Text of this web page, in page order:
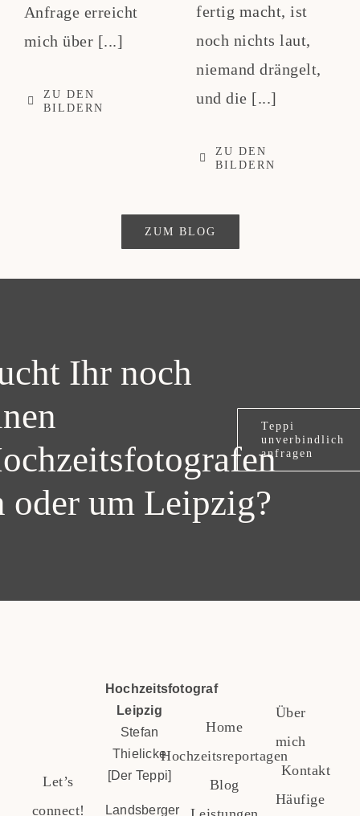
Anfrage erreicht
mich über [...]
ZU DEN
BILDERN
fertig macht, ist
noch nichts laut,
niemand drängelt,
und die [...]
ZU DEN
BILDERN
ZUM BLOG
Ihr noch
oder um Leipzig?
Teppi
unverbindlich
anfragen
Let’s
connect!
Hochzeitsfotograf
Leipzig
Stefan
Thielicke
[Der Teppi]
Landsberger
Home
Hochzeitsreportagen
Blog
Über
mich
Kontakt
Häufige